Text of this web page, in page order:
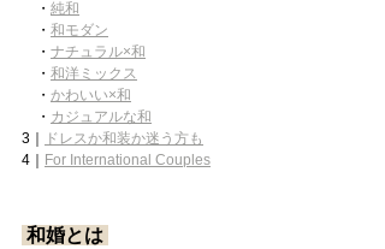
・ 純和
・ 和モダン
・ ナチュラル×和
・ 和洋ミックス
・ かわいい×和
・ カジュアルな和
3｜
ドレスか和装か迷う方も
4｜
For International Couples
和婚とは